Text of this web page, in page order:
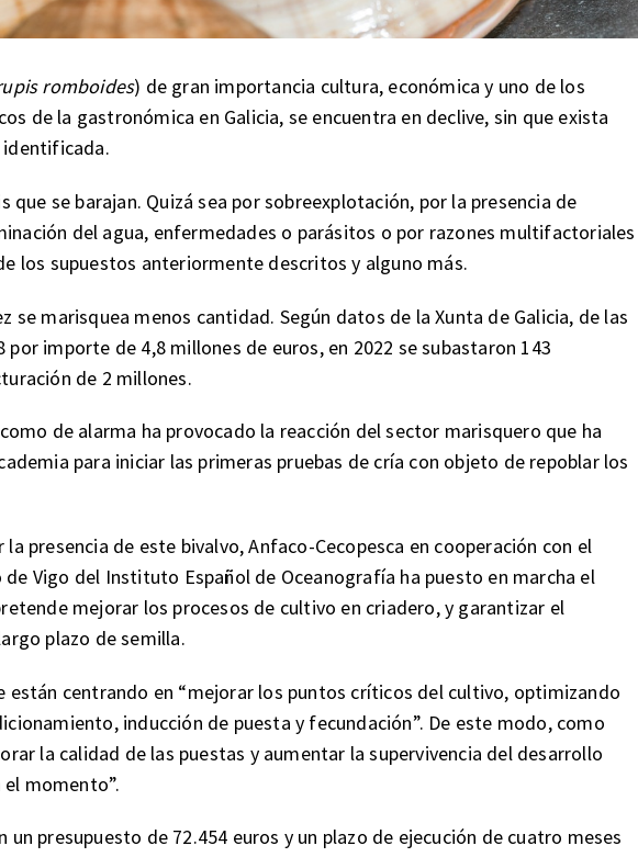
romboides) de gran importancia cultura, económica y uno de los
de la gastronómica en Galicia, se encuentra en declive, sin que exista
identificada.
que se barajan. Quizá sea por sobreexplotación, por la presencia de
del agua, enfermedades o parásitos o por razones multifactoriales
los supuestos anteriormente descritos y alguno más.
se marisquea menos cantidad. Según datos de la Xunta de Galicia, de las
por importe de 4,8 millones de euros, en 2022 se subastaron 143
de 2 millones.
de alarma ha provocado la reacción del sector marisquero que ha
para iniciar las primeras pruebas de cría con objeto de repoblar los
presencia de este bivalvo, Anfaco-Cecopesca en cooperación con el
Vigo del Instituto Español de Oceanografía ha puesto en marcha el
mejorar los procesos de cultivo en criadero, y garantizar el
plazo de semilla.
están centrando en “mejorar los puntos críticos del cultivo, optimizando
inducción de puesta y fecundación”. De este modo, como
la calidad de las puestas y aumentar la supervivencia del desarrollo
momento”.
un presupuesto de 72.454 euros y un plazo de ejecución de cuatro meses